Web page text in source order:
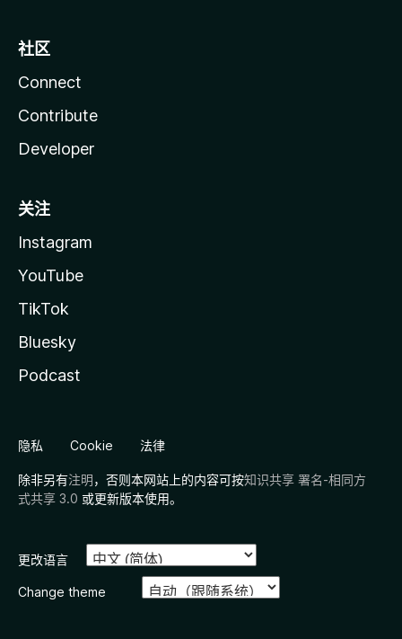
社区
Connect
Contribute
Developer
关注
Instagram
YouTube
TikTok
Bluesky
Podcast
隐私 Cookie 法律
除非另有注明，否则本网站上的内容可按知识共享 署名-相同方
式共享 3.0 或更新版本使用。
更改语言
Change theme